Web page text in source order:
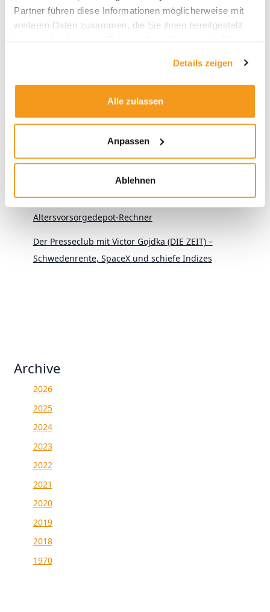
Partner führen diese Informationen möglicherweise mit
weiteren Daten zusammen, die Sie ihnen bereitgestellt
Details zeigen
Alle zulassen
Anpassen
Ablehnen
Wer gewinnt? Vier Anlegertypen und das
Altersvorsorgedepot
KI im aktiven Fondsmanagement: Zwischen Anspruch
Alles zur neuen Privatrente: Der envestor
Altersvorsorgedepot-Rechner
Der Presseclub mit Victor Gojdka (DIE ZEIT) –
Schwedenrente, SpaceX und schiefe Indizes
Archive
2026
2025
2024
2023
2022
2021
2020
2019
2018
1970